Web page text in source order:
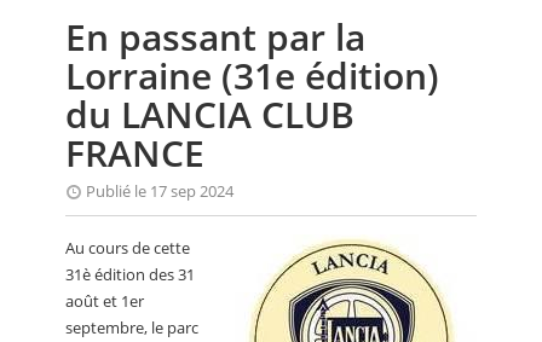
ANNUAIRES
PETITES ANNONCES
En passant par la
Lorraine (31e édition)
du LANCIA CLUB
FRANCE
Publié le 17 sep 2024
Au cours de cette
31è édition des 31
août et 1er
septembre, le parc